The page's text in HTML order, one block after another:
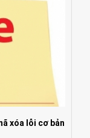
xóa lỗi cơ bản